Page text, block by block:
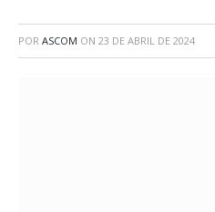
POR ASCOM ON 23 DE ABRIL DE 2024